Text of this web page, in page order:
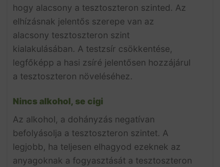
hogy alacsony a tesztoszteron szinted. Az
elhízásnak jelentős szerepe van az
alacsony tesztoszteron szint
kialakulásában. A testzsír csökkentése,
legfőképp a hasi zsíré jelentősen hozzájárul
a tesztoszteron növeléséhez.
Nincs alkohol, se cigi
Az alkohol, a dohányzás negatívan
befolyásolja a tesztoszteron szintet. A
legjobb, ha teljesen elhagyod ezeknek az
anyagoknak a fogyasztását a tesztoszteron